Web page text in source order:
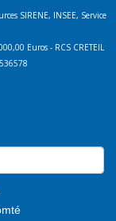
SIRENE, INSEE, Service
Euros - RCS CRETEIL